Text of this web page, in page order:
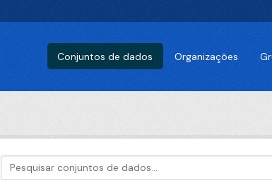
Conjuntos de dados Organizações